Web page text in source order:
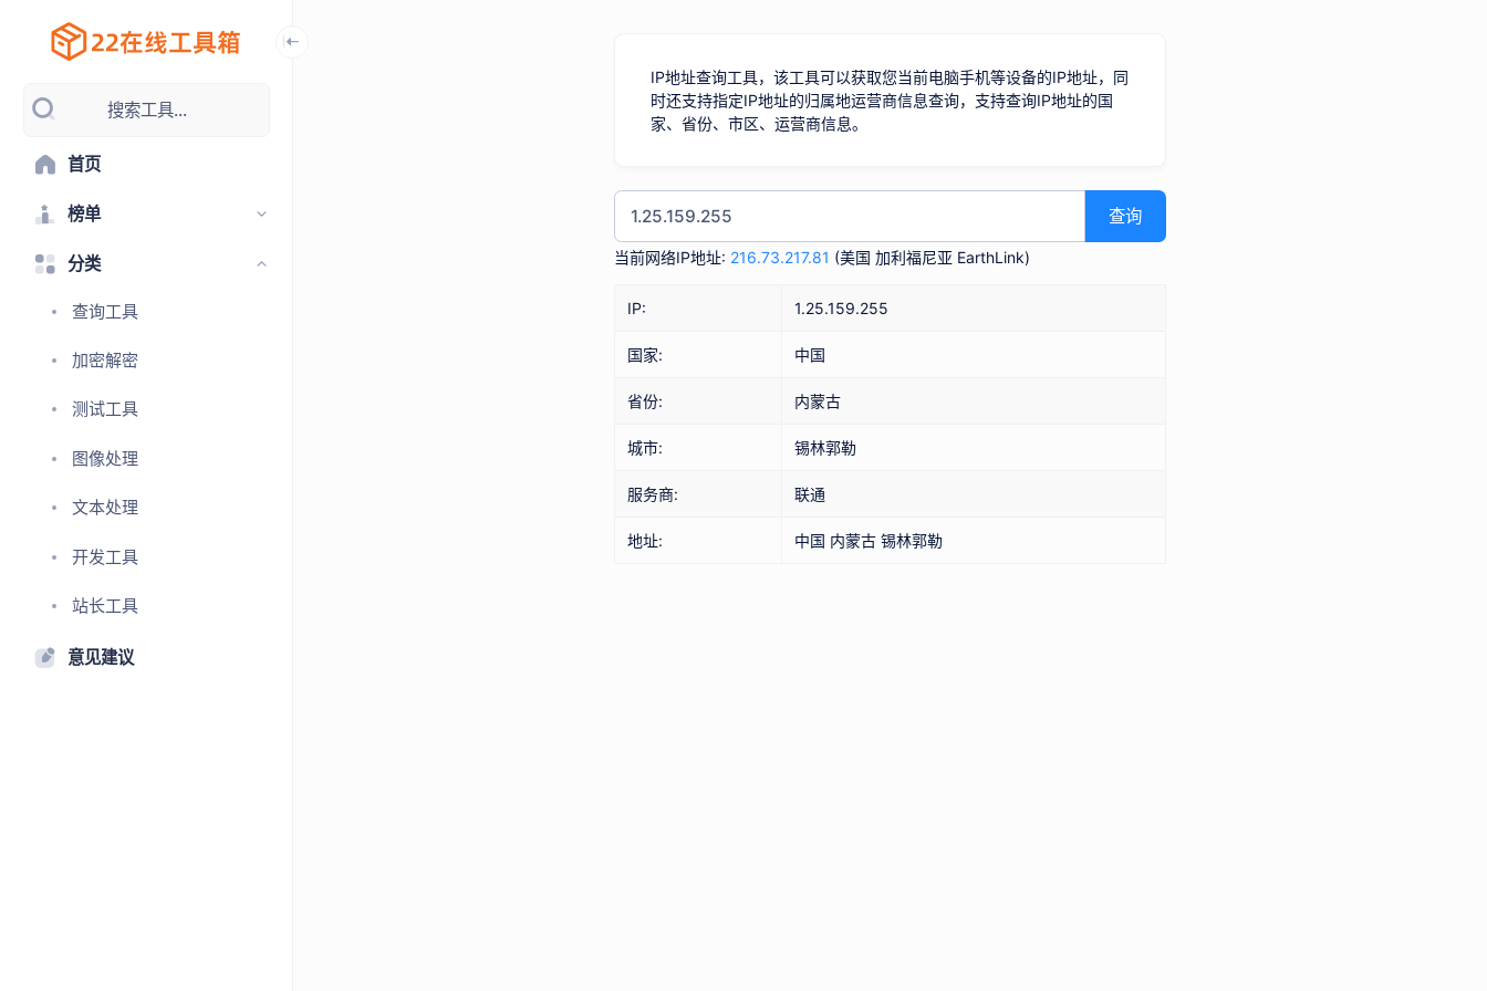
搜索工具...
首页
榜单
分类
查询工具
加密解密
测试工具
图像处理
文本处理
开发工具
站长工具
意见建议
IP地址查询工具，该工具可以获取您当前电脑手机等设备的IP地址，同
时还支持指定IP地址的归属地运营商信息查询，支持查询IP地址的国
家、省份、市区、运营商信息。
查询
当前网络IP地址: 216.73.217.81 (美国 加利福尼亚 EarthLink)
IP: 1.25.159.255
国家: 中国
省份: 内蒙古
城市: 锡林郭勒
服务商: 联通
地址: 中国 内蒙古 锡林郭勒